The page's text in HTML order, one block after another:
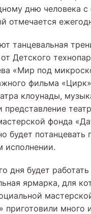
дню человека
отмечается
танцевальная
Детского
«Мир под
фильма
клоунады,
представление
фонда
будет
исполнении.
дня будет работать
ярмарка, для
приготовили много